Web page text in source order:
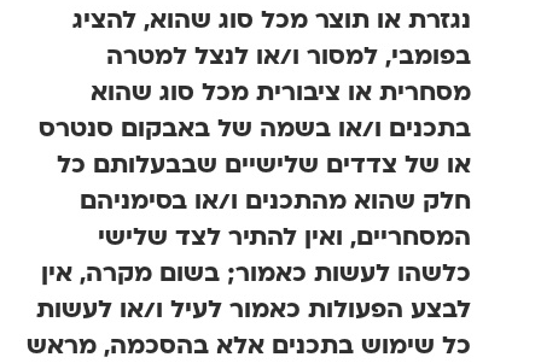
נגזרת או תוצר מכל סוג שהוא, להציג
בפומבי, למסור ו/או לנצל למטרה
מסחרית או ציבורית מכל סוג שהוא
בתכנים ו/או בשמה של באבקום סנטרס
או של צדדים שלישיים שבבעלותם כל
חלק שהוא מהתכנים ו/או בסימניהם
המסחריים, ואין להתיר לצד שלישי
כלשהו לעשות כאמור; בשום מקרה, אין
לבצע הפעולות כאמור לעיל ו/או לעשות
כל שימוש בתכנים אלא בהסכמה, מראש